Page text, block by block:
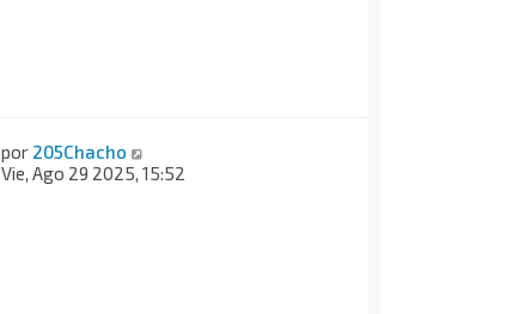
por 205Chacho
Vie, Ago 29 2025, 15:52